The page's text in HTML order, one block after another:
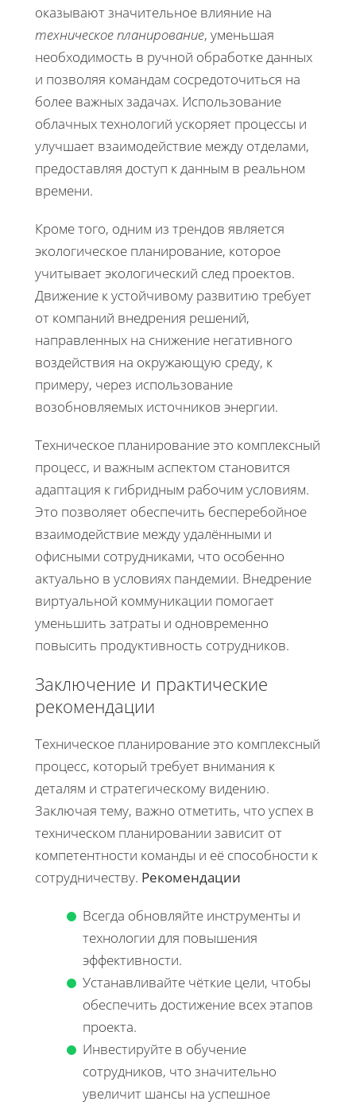
оказывают значительное влияние на
техническое планирование, уменьшая
необходимость в ручной обработке данных
и позволяя командам сосредоточиться на
более важных задачах. Использование
облачных технологий ускоряет процессы и
улучшает взаимодействие между отделами,
предоставляя доступ к данным в реальном
времени.
Кроме того, одним из трендов является
экологическое планирование, которое
учитывает экологический след проектов.
Движение к устойчивому развитию требует
от компаний внедрения решений,
направленных на снижение негативного
воздействия на окружающую среду, к
примеру, через использование
возобновляемых источников энергии.
Техническое планирование это комплексный
процесс, и важным аспектом становится
адаптация к гибридным рабочим условиям.
Это позволяет обеспечить бесперебойное
взаимодействие между удалёнными и
офисными сотрудниками, что особенно
актуально в условиях пандемии. Внедрение
виртуальной коммуникации помогает
уменьшить затраты и одновременно
повысить продуктивность сотрудников.
Заключение и практические
рекомендации
Техническое планирование это комплексный
процесс, который требует внимания к
деталям и стратегическому видению.
Заключая тему, важно отметить, что успех в
техническом планировании зависит от
компетентности команды и её способности к
сотрудничеству. Рекомендации
Всегда обновляйте инструменты и
технологии для повышения
эффективности.
Устанавливайте чёткие цели, чтобы
обеспечить достижение всех этапов
проекта.
Инвестируйте в обучение
сотрудников, что значительно
увеличит шансы на успешное